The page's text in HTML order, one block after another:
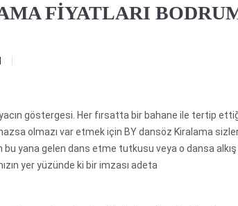
FİYATLARI
göstergesi. Her fırsatta bir bahane ile tertip
olmazı var etmek için BY dansöz Kiralama
bu yana gelen dans etme tutkusu veya o dansa
yer yüzünde ki bir imzası adeta